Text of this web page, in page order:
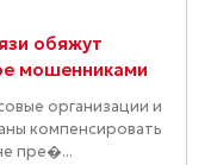
обяжут
мошенниками
организации и
компенсировать
пре�...